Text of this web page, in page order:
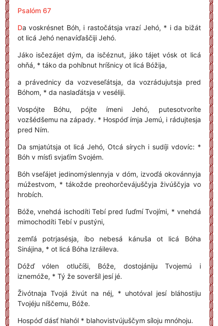
Psalóm 67
Da voskrésnet Bóh, i rastočátsja vrazí Jehó, * i da bižát
ot licá Jehó nenavíďaščiji Jehó.
Jáko isčezájet dým, da isčéznut, jáko tájet vósk ot licá
ohňá, * táko da pohíbnut hríšnicy ot licá Bóžija,
a právednicy da vozveseľátsja, da vozrádujutsja pred
Bóhom, * da naslaďátsja v veséliji.
Vospójte Bóhu, pójte ímeni Jehó, putesotvoríte
vozšédšemu na západy. * Hospóď ímja Jemú, i rádujtesja
pred Ním.
Da smjatútsja ot licá Jehó, Otcá sírych i sudíji vdovíc: *
Bóh v mísťi svjaťím Svojém.
Bóh vseľájet jedinomýslennyja v dóm, izvoďá okovánnyja
múžestvom, * tákožde preohorčevájuščyja živúščyja vo
hrobích.
Bóže, vnehdá ischodíti Tebí pred ľuďmí Tvojími, * vnehdá
mimochodíti Tebí v pustýni,
zemľá potrjasésja, íbo nebesá kánuša ot licá Bóha
Sinájina, * ot licá Bóha Izráileva.
Dóžď vólen otlučíši, Bóže, dostojániju Tvojemú i
iznemóže, * Tý že soveršíl jesí jé.
Živótnaja Tvojá živút na néj, * uhotóval jesí bláhostiju
Tvojéju níščemu, Bóže.
Hospóď dásť hlahól * blahovistvújuščym síloju mnóhoju.